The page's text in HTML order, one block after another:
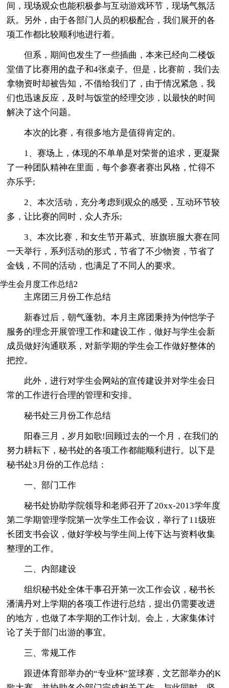
间，现场观众也能积极参与互动游戏环节，现场气氛活
跃。另外，由于各部门人员的积极配合，我们展开的各
项工作都比较顺利地进行着。
但系，期间也发生了一些插曲，本来已经向二楼饭
堂借了比赛用的盘子和4张桌子。但是，比赛前，我们去
拿物资时却被告知，不借给我们了，由于情况紧急，我
们也迅速反应，及时与饭堂的经理交涉，以最快的时间
解决了这个问题。
本次的比赛，有很多地方是值得肯定的。
1、赛场上，体现的不单单是对荣誉的追求，更凝聚
了一种团队精神在里面，每个参赛者赛出风格，忙得不
亦乐乎;
2、本次活动，充分考虑到观众的感受，互动环节较
多，让比赛的同时，众人齐乐;
3、本次比赛，和女生节开幕式、班旗班服大赛在同
一天举行，系列活动的形式，节省了不少物资，节省了
金钱，不同的活动，也满足了不同人的要求。
学生会月度工作总结2
主席团三月份工作总结
新春过后，朝气蓬勃。本月主席团秉持为仲恺学子
服务的理念开展管理工作和建设工作，做好与学生会新
成员做好沟通联系，对新学期的学生会工作做好整体的
把控。
此外，进行对学生会网站的宣传建设并对学生会日
常的工作进行合理的管理和安排。
秘书处三月份工作总结
阳春三月，岁月如歌!回顾过去的一个月，在我们的
努力耕耘下，秘书处的各项工作都能顺利进行。以下是
秘书处3月份的工作总结：
一、部门工作
秘书处协助学院领导和老师召开了20xx-2013学年度
第二学期管理学院第一次学生工作会议，举行了11级班
长团支书会议，做好学校与学生间上传下达与资料收集
整理的工作。
二、内部建设
组织秘书处全体干事召开第一次工作会议，秘书长
潘满丹对上学期的各项工作进行总结，提出仍需要改进
的地方，也做了本学期的工作计划。会上，大家集体讨
论了关于部门出游的事宜。
三、常规工作
跟进体育部举办的“专业杯”篮球赛，文艺部举办的K